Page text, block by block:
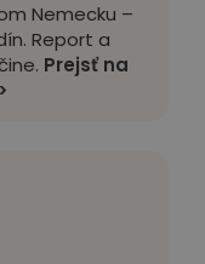
Nemecku –
Report a
Prejsť na